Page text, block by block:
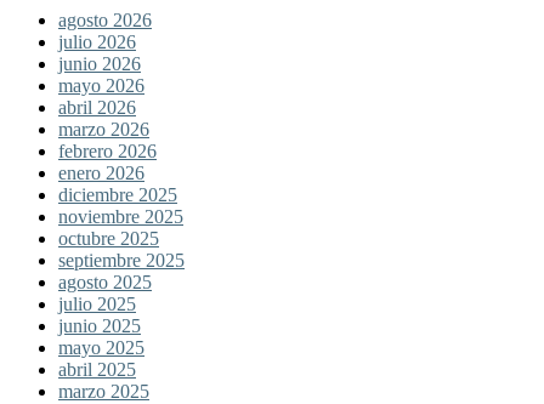
agosto 2026
julio 2026
junio 2026
mayo 2026
abril 2026
marzo 2026
febrero 2026
enero 2026
diciembre 2025
noviembre 2025
octubre 2025
septiembre 2025
agosto 2025
julio 2025
junio 2025
mayo 2025
abril 2025
marzo 2025